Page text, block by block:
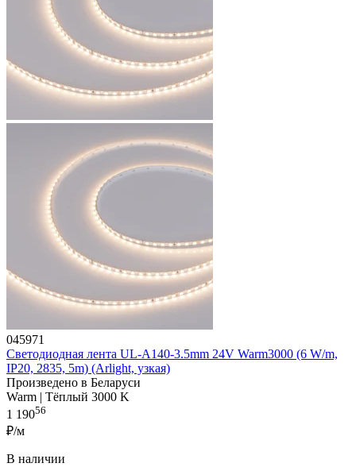
045971
Светодиодная лента UL-A140-3.5mm 24V Warm3000 (6 W/m,
IP20, 2835, 5m) (Arlight, узкая)
Произведено в Беларуси
Warm | Тёплый 3000 K
1 19056
₽/м
В наличии